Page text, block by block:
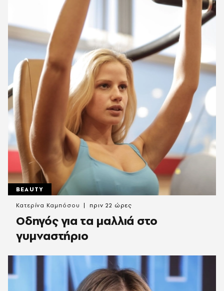
BEAUTY
Οδηγός για τα μαλλιά στο
γυμναστήριο
Κατερίνα Καμπόσου πριν 22 ώρες